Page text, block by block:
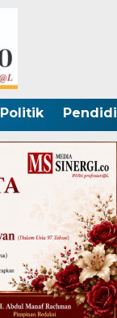
Politik